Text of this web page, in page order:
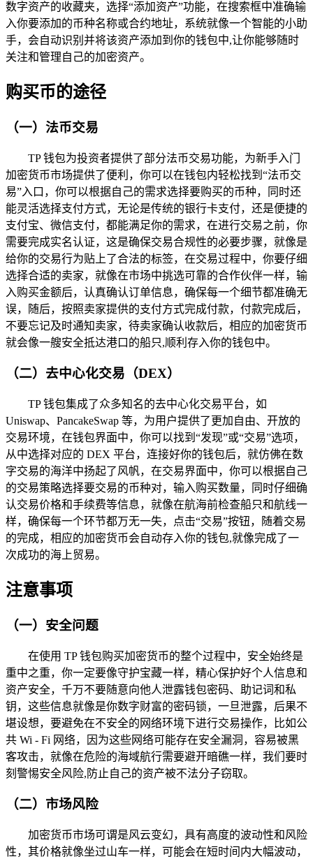
数字资产的收藏夹，选择“添加资产”功能，在搜索框中准确输
入你要添加的币种名称或合约地址，系统就像一个智能的小助
手，会自动识别并将该资产添加到你的钱包中,让你能够随时
关注和管理自己的加密资产。
购买币的途径
（一）法币交易
TP 钱包为投资者提供了部分法币交易功能，为新手入门
加密货币市场提供了便利，你可以在钱包内轻松找到“法币交
易”入口，你可以根据自己的需求选择要购买的币种，同时还
能灵活选择支付方式，无论是传统的银行卡支付，还是便捷的
支付宝、微信支付，都能满足你的需求，在进行交易之前，你
需要完成实名认证，这是确保交易合规性的必要步骤，就像是
给你的交易行为贴上了合法的标签，在交易过程中，你要仔细
选择合适的卖家，就像在市场中挑选可靠的合作伙伴一样，输
入购买金额后，认真确认订单信息，确保每一个细节都准确无
误，随后，按照卖家提供的支付方式完成付款，付款完成后，
不要忘记及时通知卖家，待卖家确认收款后，相应的加密货币
就会像一艘安全抵达港口的船只,顺利存入你的钱包中。
（二）去中心化交易（DEX）
TP 钱包集成了众多知名的去中心化交易平台，如
Uniswap、PancakeSwap 等，为用户提供了更加自由、开放的
交易环境，在钱包界面中，你可以找到“发现”或“交易”选项，
从中选择对应的 DEX 平台，连接好你的钱包后，就仿佛在数
字交易的海洋中扬起了风帆，在交易界面中，你可以根据自己
的交易策略选择要交易的币种对，输入购买数量，同时仔细确
认交易价格和手续费等信息，就像在航海前检查船只和航线一
样，确保每一个环节都万无一失，点击“交易”按钮，随着交易
的完成，相应的加密货币会自动存入你的钱包,就像完成了一
次成功的海上贸易。
注意事项
（一）安全问题
在使用 TP 钱包购买加密货币的整个过程中，安全始终是
重中之重，你一定要像守护宝藏一样，精心保护好个人信息和
资产安全，千万不要随意向他人泄露钱包密码、助记词和私
钥，这些信息就像是你数字财富的密码锁，一旦泄露，后果不
堪设想，要避免在不安全的网络环境下进行交易操作，比如公
共 Wi - Fi 网络，因为这些网络可能存在安全漏洞，容易被黑
客攻击，就像在危险的海域航行需要避开暗礁一样，我们要时
刻警惕安全风险,防止自己的资产被不法分子窃取。
（二）市场风险
加密货币市场可谓是风云变幻，具有高度的波动性和风险
性，其价格就像坐过山车一样，可能会在短时间内大幅波动，